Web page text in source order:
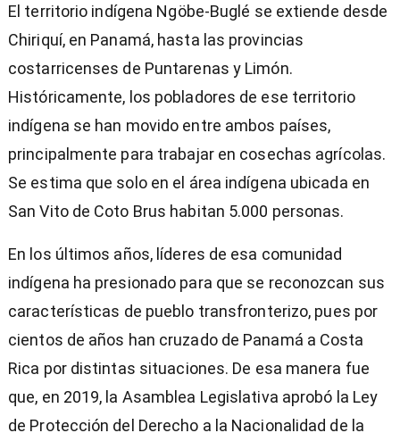
El territorio indígena Ngöbe-Buglé se extiende desde
Chiriquí, en Panamá, hasta las provincias
costarricenses de Puntarenas y Limón.
Históricamente, los pobladores de ese territorio
indígena se han movido entre ambos países,
principalmente para trabajar en cosechas agrícolas.
Se estima que solo en el área indígena ubicada en
San Vito de Coto Brus habitan 5.000 personas.
En los últimos años, líderes de esa comunidad
indígena ha presionado para que se reconozcan sus
características de pueblo transfronterizo, pues por
cientos de años han cruzado de Panamá a Costa
Rica por distintas situaciones. De esa manera fue
que, en 2019, la Asamblea Legislativa aprobó la Ley
de Protección del Derecho a la Nacionalidad de la